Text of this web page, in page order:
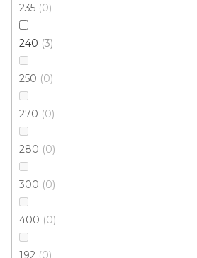
235 0
240 3
250 0
270 0
280 0
300 0
400 0
192
Kusový koberec MARYLAND